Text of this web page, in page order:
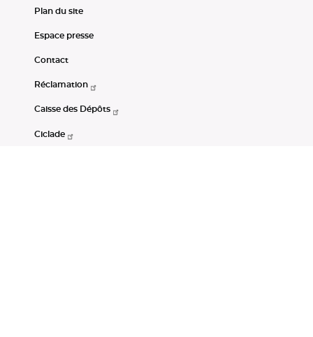
Plan du site
Espace presse
Contact
Réclamation
Caisse des Dépôts
Ciclade